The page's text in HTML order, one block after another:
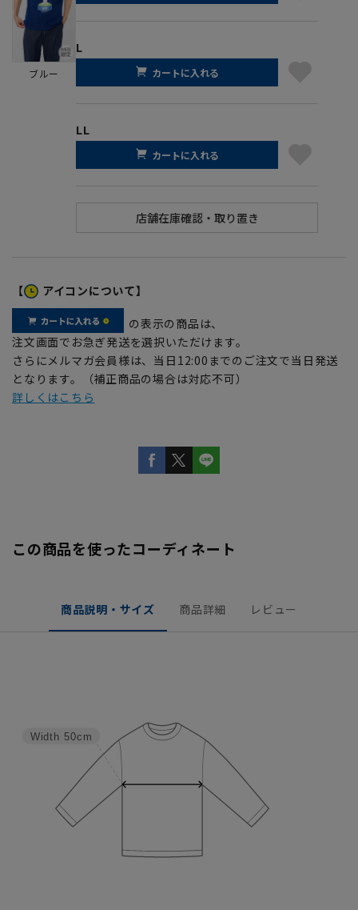
ブルー
L
カートに入れる
LL
カートに入れる
【 アイコンについて】
の表示の商品は、
注文画面でお急ぎ発送を選択いただけます。
さらにメルマガ会員様は、当日12:00までのご注文で当日発送
となります。（補正商品の場合は対応不可）
詳しくはこちら
この商品を使ったコーディネート
商品説明・サイズ 商品詳細 レビュー
Width 50cm